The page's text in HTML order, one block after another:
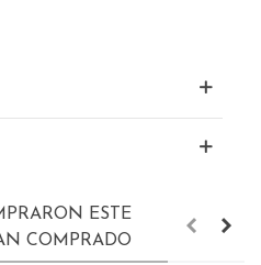
ESTE
COMPRADO